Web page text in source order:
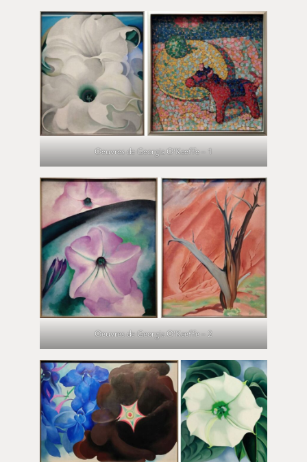
Oeuvres de Georgia O’Keeffe – 1
Oeuvres de Georgia O’Keeffe – 2